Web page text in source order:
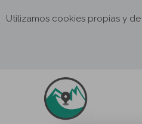
Utilizamos cookies propias y